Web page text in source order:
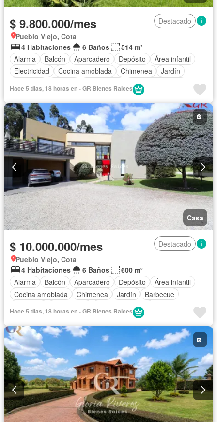
$ 9.800.000/mes
Destacado
Pueblo Viejo, Cota
4 Habitaciones
6 Baños
514 m²
Alarma
Balcón Aparcadero Depósito
Área infantil
Electricidad
Cocina amoblada Chimenea
Jardín
Vista panorámica
Cuarto de servicio Agua
Hace 5 días, 18 horas en - GR Bienes Raices
Casa
$ 10.000.000/mes
Destacado
Pueblo Viejo, Cota
4 Habitaciones
6 Baños
600 m²
Alarma
Balcón Aparcadero Depósito
Área infantil
Cocina amoblada
Chimenea Jardín
Barbecue
Vista panorámica
Cuarto de servicio
Piscina
Cancha de tenis
Patio
Hace 5 días, 18 horas en - GR Bienes Raices